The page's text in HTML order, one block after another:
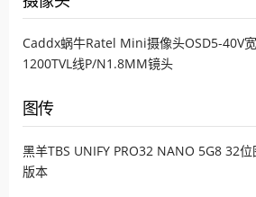
Caddx蜗牛Ratel Mini摄像头OSD5-40V
1200TVL线P/N1.8MM镜头
图传
黑羊TBS UNIFY PRO32 NANO 5G8 32位
版本